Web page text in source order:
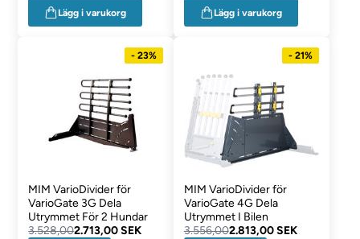
Lägg i varukorg Lägg i varukorg
- 23%
MIM VarioDivider för
VarioGate 3G Dela
Utrymmet För 2 Hundar
3.528,002.713,00 SEK
- 21%
MIM VarioDivider för
VarioGate 4G Dela
Utrymmet I Bilen
3.556,002.813,00 SEK